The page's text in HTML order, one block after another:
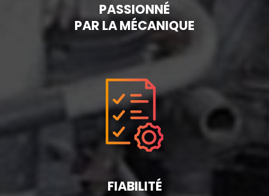
PASSIONNÉ
PAR LA MÉCANIQUE
FIABILITÉ